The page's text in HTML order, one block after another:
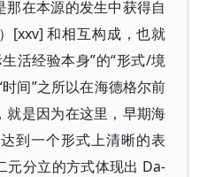
在本源的发生中获得自
[xxv] 和相互构成，也就
活经验本身”的“形式/境
间”之所以在海德格尔前
就是因为在这里，早期海
到一个形式上清晰的表
元分立的方式体现出 Da-